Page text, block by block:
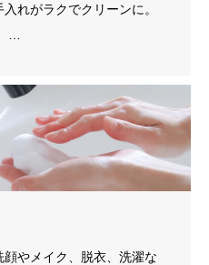
れがラクでクリーンに。
…
やメイク、脱衣、洗濯な